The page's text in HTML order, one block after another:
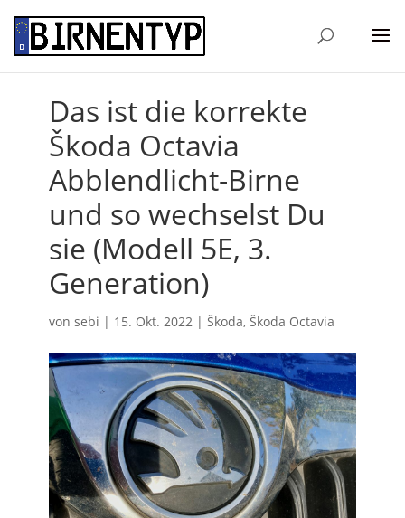
Das ist die korrekte
Škoda Octavia
Abblendlicht-Birne
und so wechselst Du
sie (Modell 5E, 3.
Generation)
von sebi | 15. Okt. 2022 | Škoda, Škoda Octavia